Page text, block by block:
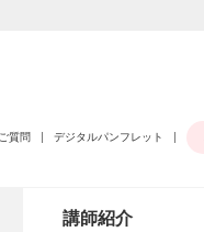
質問 デジタルパンフレット
講師紹介